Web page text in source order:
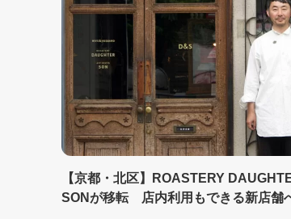
【京都・北区】ROASTERY
SONが移転 店内利用もできる新店舗